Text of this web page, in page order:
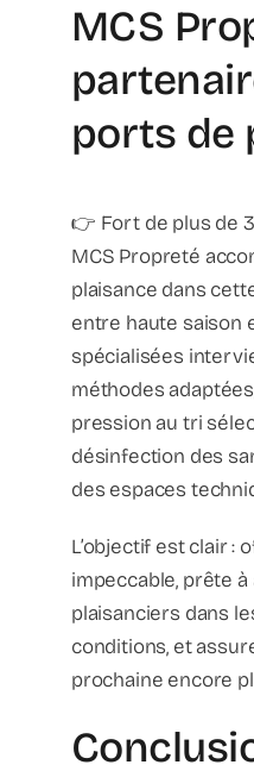
MCS
ports de
👉 Fort de plus de
MCS Propreté
plaisance dans
entre haute saison
spécialisées
méthodes
pression au tri
désinfection des
des espaces
L’objectif est clair :
impeccable, prête
plaisanciers dans
conditions, et
prochaine encore